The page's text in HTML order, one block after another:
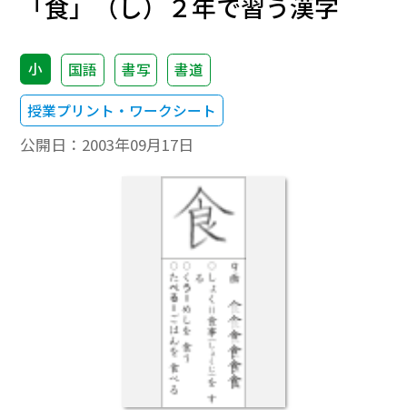
小 国語 書写
書道
授業プリント・ワークシート
公開日： 2003年09月17日